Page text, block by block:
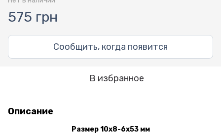
575 грн
Сообщить, когда появится
В избранное
Описание
Размер 10х8-6х53 мм